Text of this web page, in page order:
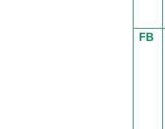
FB